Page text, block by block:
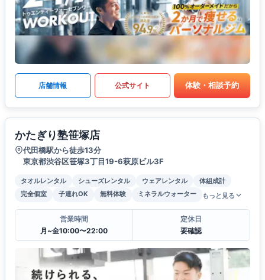
店舗情報 公式サイト 体験・相談予約
かたぎり塾笹塚店
代田橋駅から徒歩13分
東京都渋谷区笹塚3丁目19-6萩原ビル3F
タオルレンタル シューズレンタル ウェアレンタル
体組成計
完全個室
子連れOK 無料体験 ミネラルウォーター もっと見る
営業時間
月~金10:00〜22:00
定休日
要確認